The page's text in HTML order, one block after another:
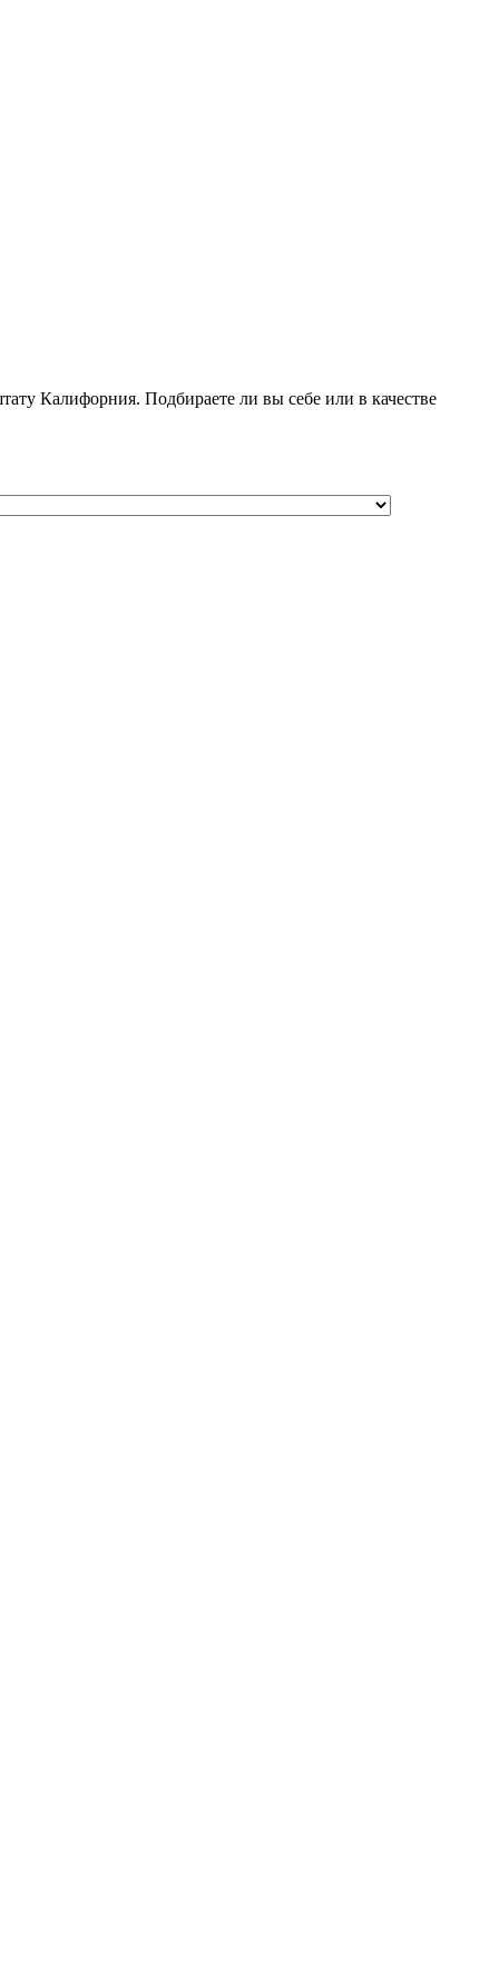
Калифорния. Подбираете ли вы себе или в качестве